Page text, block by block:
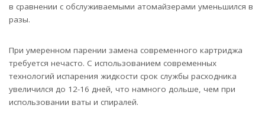
в сравнении с обслуживаемыми атомайзерами уменьшился в
разы.
При умеренном парении замена современного картриджа
требуется нечасто. С использованием современных
технологий испарения жидкости срок службы расходника
увеличился до 12-16 дней, что намного дольше, чем при
использовании ваты и спиралей.